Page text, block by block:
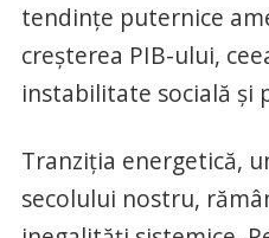
tendințe puternice
creșterea PIB-ului,
instabilitate socială și
Tranziția energetică,
secolului nostru,